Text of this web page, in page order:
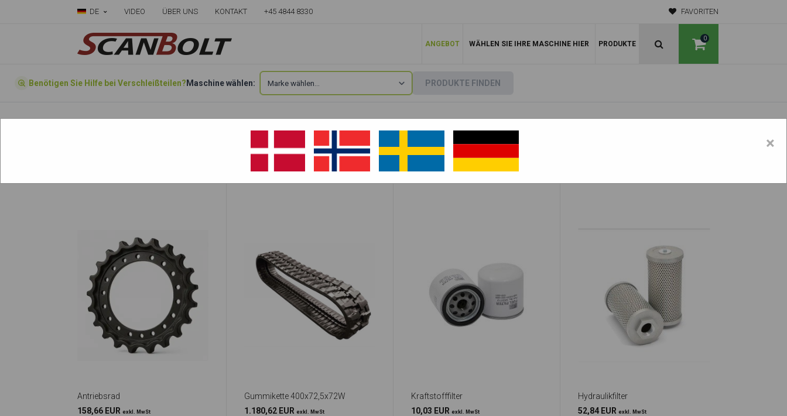
DE VIDEO ÜBER UNS KONTAKT +45 4844 8330 FAVORITEN
0
ANGEBOT WÄHLEN SIE IHRE MASCHINE HIER PRODUKTE
Benötigen Sie Hilfe bei Verschleißteilen? Maschine wählen: PRODUKTE FINDEN
Antriebsrad
158,66 EUR exkl. MwSt
Gummikette 400x72,5x72W
1.180,62 EUR exkl. MwSt
Kraftstofffilter
10,03 EUR exkl. MwSt
Hydraulikfilter
52,84 EUR exkl. MwSt
×